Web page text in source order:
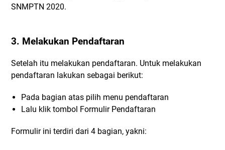
SNMPTN 2020.
3. Melakukan Pendaftaran
Setelah itu melakukan pendaftaran. Untuk melakukan
pendaftaran lakukan sebagai berikut:
Pada bagian atas pilih menu pendaftaran
Lalu klik tombol Formulir Pendaftaran
Formulir ini terdiri dari 4 bagian, yakni: